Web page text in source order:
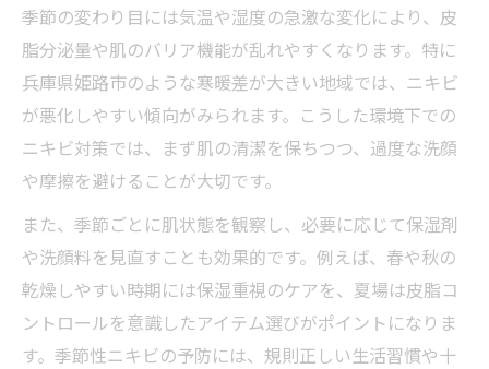
季節の変わり目には気温や湿度の急激な変化により、皮
脂分泌量や肌のバリア機能が乱れやすくなります。特に
兵庫県姫路市のような寒暖差が大きい地域では、ニキビ
が悪化しやすい傾向がみられます。こうした環境下での
ニキビ対策では、まず肌の清潔を保ちつつ、過度な洗顔
や摩擦を避けることが大切です。
また、季節ごとに肌状態を観察し、必要に応じて保湿剤
や洗顔料を見直すことも効果的です。例えば、春や秋の
乾燥しやすい時期には保湿重視のケアを、夏場は皮脂コ
ントロールを意識したアイテム選びがポイントになりま
す。季節性ニキビの予防には、規則正しい生活習慣や十